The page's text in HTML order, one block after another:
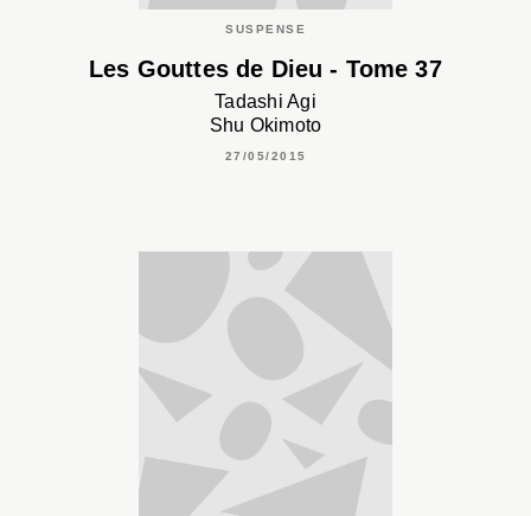
SUSPENSE
Les Gouttes de Dieu - Tome 37
Tadashi Agi
Shu Okimoto
27/05/2015